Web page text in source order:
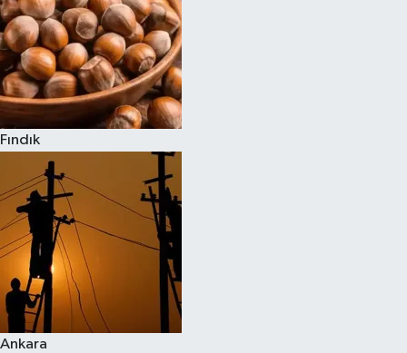
Fındık
Ankara